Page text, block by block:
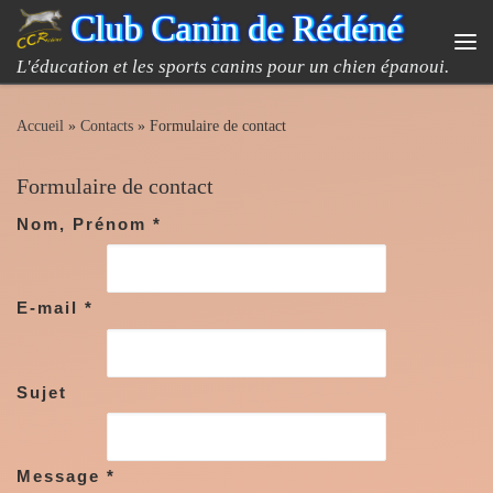
Passer au contenu
Club Canin de Rédéné
L'éducation et les sports canins pour un chien épanoui.
Accueil » Contacts » Formulaire de contact
Formulaire de contact
Nom, Prénom *
E-mail *
Sujet
Message *